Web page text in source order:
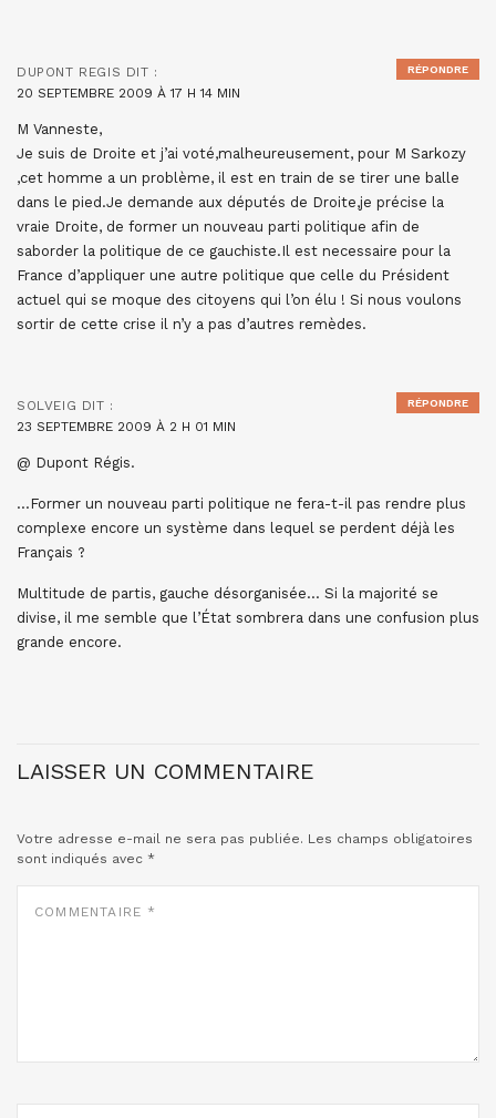
DUPONT REGIS DIT :
20 SEPTEMBRE 2009 À 17 H 14 MIN
M Vanneste,
Je suis de Droite et j’ai voté,malheureusement, pour M Sarkozy
,cet homme a un problème, il est en train de se tirer une balle
dans le pied.Je demande aux députés de Droite,je précise la
vraie Droite, de former un nouveau parti politique afin de
saborder la politique de ce gauchiste.Il est necessaire pour la
France d’appliquer une autre politique que celle du Président
actuel qui se moque des citoyens qui l’on élu ! Si nous voulons
sortir de cette crise il n’y a pas d’autres remèdes.
RÉPONDRE
SOLVEIG DIT :
23 SEPTEMBRE 2009 À 2 H 01 MIN
@ Dupont Régis.
…Former un nouveau parti politique ne fera-t-il pas rendre plus
complexe encore un système dans lequel se perdent déjà les
Français ?
Multitude de partis, gauche désorganisée… Si la majorité se
divise, il me semble que l’État sombrera dans une confusion plus
grande encore.
RÉPONDRE
LAISSER UN COMMENTAIRE
Votre adresse e-mail ne sera pas publiée. Les champs obligatoires
sont indiqués avec *